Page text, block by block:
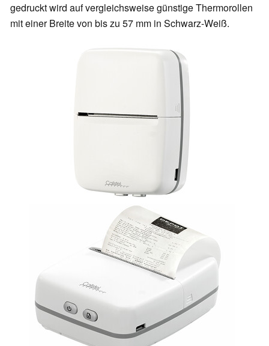
gedruckt wird auf vergleichsweise günstige Thermorollen
mit einer Breite von bis zu 57 mm in Schwarz-Weiß.